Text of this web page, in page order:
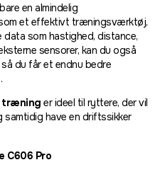
en almindelig
et effektivt træningsværktøj,
som hastighed, distance,
sensorer, kan du også
du får et endnu bedre
træning er ideel til ryttere, der vil
have en driftssikker
C606 Pro